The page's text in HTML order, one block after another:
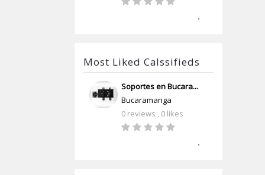
Most Liked Calssifieds
Soportes en Bucara...
Bucaramanga
0 reviews , 0 likes